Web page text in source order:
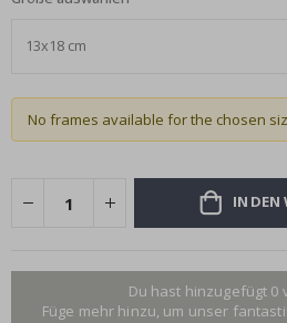
No frames available for the chosen
IN DEN
Du hast hinzugefügt 0
Füge mehr hinzu, um unser